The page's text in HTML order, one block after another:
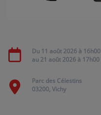
PODCASTS
Agenda
Du 11 août 2026 à 16h00
au 21 août 2026 à 17h00
Parc des Célestins
03200, Vichy